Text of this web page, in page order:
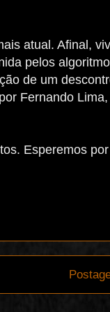
atual. Afinal,
pelos
de um
Fernando
Esperemos